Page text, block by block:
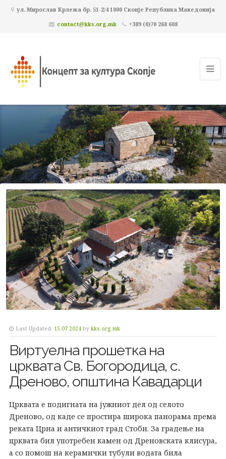
ул. Мирослав Крлежа бр. 51-2/4 1000 Скопје Република Македонија
contact@kks.org.mk
+389 (0)70 268 608
Last Updated: 15.07.2024 by kks.org.mk
Виртуелна прошетка на
црквата Св. Богородица, с.
Дреново, општина Кавадарци
Црквата е подигната на јужниот дел од селото
Дреново, од каде се простира широка панорама према
реката Црна и античкиот град Стоби. За градење на
црквата бил употребен камен од Дреновската клисура,
а со помош на керамички тубули водата била